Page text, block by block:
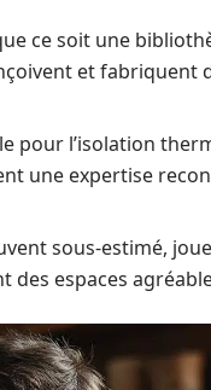
ce soit une
et fabriquent
pour l’isolation
une expertise
sous-estimé,
espaces